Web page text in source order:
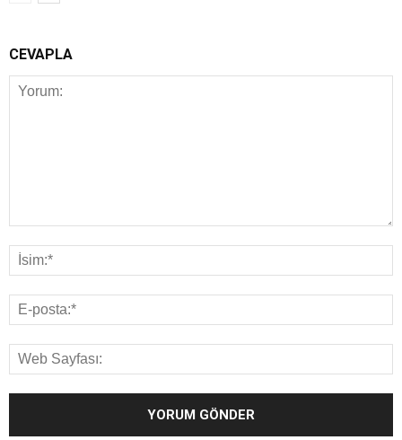
CEVAPLA